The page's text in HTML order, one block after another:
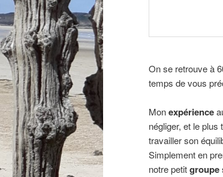
On se retrouve à
temps de vous
Monexpérience
négliger, et le plus
travailler son
Simplement en
notre petitgroupe